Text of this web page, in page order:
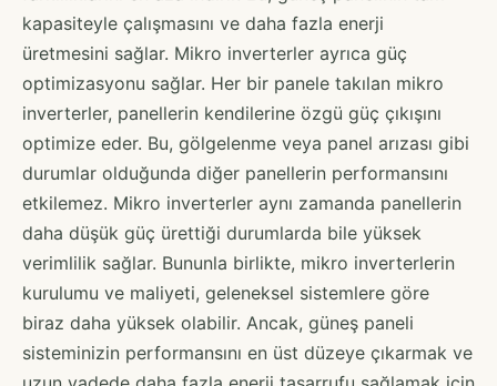
kapasiteyle çalışmasını ve daha fazla enerji
üretmesini sağlar. Mikro inverterler ayrıca güç
optimizasyonu sağlar. Her bir panele takılan mikro
inverterler, panellerin kendilerine özgü güç çıkışını
optimize eder. Bu, gölgelenme veya panel arızası gibi
durumlar olduğunda diğer panellerin performansını
etkilemez. Mikro inverterler aynı zamanda panellerin
daha düşük güç ürettiği durumlarda bile yüksek
verimlilik sağlar. Bununla birlikte, mikro inverterlerin
kurulumu ve maliyeti, geleneksel sistemlere göre
biraz daha yüksek olabilir. Ancak, güneş paneli
sisteminizin performansını en üst düzeye çıkarmak ve